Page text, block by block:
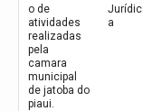
o de
atividades
realizadas
pela
camara
municipal
de jatoba do
piaui.
Jurídic
a